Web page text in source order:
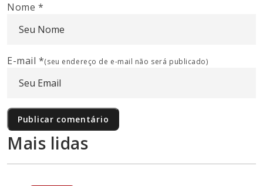
Nome *
E-mail *(seu endereço de e-mail não será publicado)
Mais lidas